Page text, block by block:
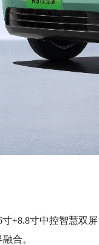
寸+8.8寸中控智慧双
合。